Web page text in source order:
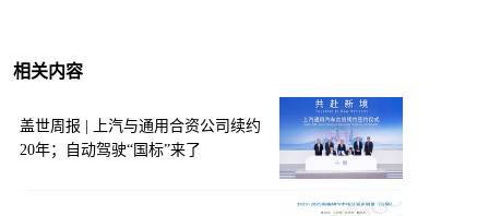
相关内容
盖世周报 | 上汽与通用合资公司续约
20年；自动驾驶“国标”来了